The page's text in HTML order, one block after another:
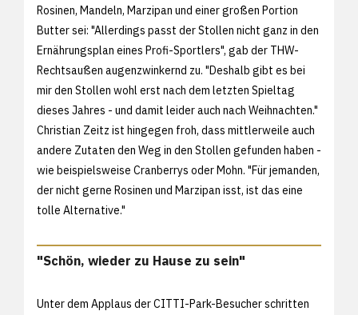
Rosinen, Mandeln, Marzipan und einer großen Portion
Butter sei: "Allerdings passt der Stollen nicht ganz in den
Ernährungsplan eines Profi-Sportlers", gab der THW-
Rechtsaußen augenzwinkernd zu. "Deshalb gibt es bei
mir den Stollen wohl erst nach dem letzten Spieltag
dieses Jahres - und damit leider auch nach Weihnachten."
Christian Zeitz ist hingegen froh, dass mittlerweile auch
andere Zutaten den Weg in den Stollen gefunden haben -
wie beispielsweise Cranberrys oder Mohn. "Für jemanden,
der nicht gerne Rosinen und Marzipan isst, ist das eine
tolle Alternative."
"Schön, wieder zu Hause zu sein"
Unter dem Applaus der CITTI-Park-Besucher schritten